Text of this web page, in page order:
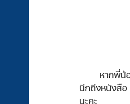
นึกถึงหนังสือ
นะคะ